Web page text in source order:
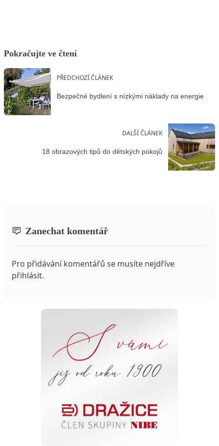
Pokračujte ve čtení
PŘEDCHOZÍ ČLÁNEK
Bezpečné bydlení s nízkými náklady na energie
DALŠÍ ČLÁNEK
18 obrazových tipů do dětských pokojů
Zanechat komentář
Pro přidávání komentářů se musíte nejdříve
přihlásit.